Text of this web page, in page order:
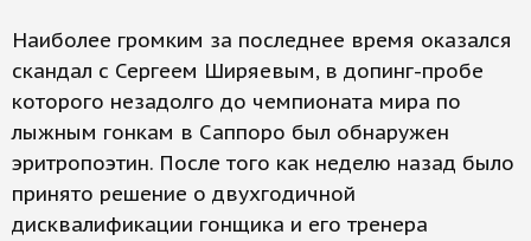
Наиболее громким за последнее время оказался
скандал с Сергеем Ширяевым, в допинг-пробе
которого незадолго до чемпионата мира по
лыжным гонкам в Саппоро был обнаружен
эритропоэтин. После того как неделю назад было
принято решение о двухгодичной
дисквалификации гонщика и его тренера